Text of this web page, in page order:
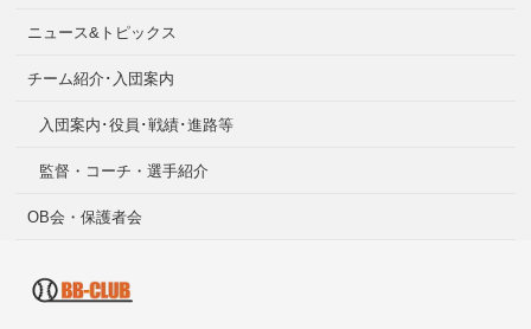
ニュース&トピックス
チーム紹介･入団案内
入団案内･役員･戦績･進路等
監督・コーチ・選手紹介
OB会・保護者会